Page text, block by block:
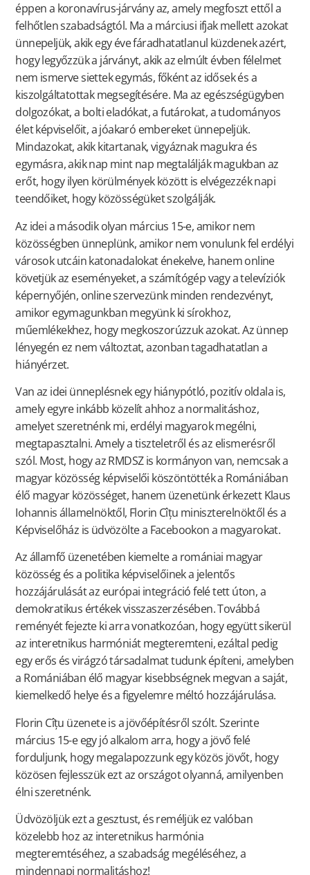
éppen a koronavírus-járvány az, amely megfoszt ettől a
felhőtlen szabadságtól. Ma a márciusi ifjak mellett azokat
ünnepeljük, akik egy éve fáradhatatlanul küzdenek azért,
hogy legyőzzük a járványt, akik az elmúlt évben félelmet
nem ismerve siettek egymás, főként az idősek és a
kiszolgáltatottak megsegítésére. Ma az egészségügyben
dolgozókat, a bolti eladókat, a futárokat, a tudományos
élet képviselőit, a jóakaró embereket ünnepeljük.
Mindazokat, akik kitartanak, vigyáznak magukra és
egymásra, akik nap mint nap megtalálják magukban az
erőt, hogy ilyen körülmények között is elvégezzék napi
teendőiket, hogy közösségüket szolgálják.
Az idei a második olyan március 15-e, amikor nem
közösségben ünneplünk, amikor nem vonulunk fel erdélyi
városok utcáin katonadalokat énekelve, hanem online
követjük az eseményeket, a számítógép vagy a televíziók
képernyőjén, online szervezünk minden rendezvényt,
amikor egymagunkban megyünk ki sírokhoz,
műemlékekhez, hogy megkoszorúzzuk azokat. Az ünnep
lényegén ez nem változtat, azonban tagadhatatlan a
hiányérzet.
Van az idei ünneplésnek egy hiánypótló, pozitív oldala is,
amely egyre inkább közelít ahhoz a normalitáshoz,
amelyet szeretnénk mi, erdélyi magyarok megélni,
megtapasztalni. Amely a tiszteletről és az elismerésről
szól. Most, hogy az RMDSZ is kormányon van, nemcsak a
magyar közösség képviselői köszöntötték a Romániában
élő magyar közösséget, hanem üzenetünk érkezett Klaus
Iohannis államelnöktől, Florin Cîțu miniszterelnöktől és a
Képviselőház is üdvözölte a Facebookon a magyarokat.
Az államfő üzenetében kiemelte a romániai magyar
közösség és a politika képviselőinek a jelentős
hozzájárulását az európai integráció felé tett úton, a
demokratikus értékek visszaszerzésében. Továbbá
reményét fejezte ki arra vonatkozóan, hogy együtt sikerül
az interetnikus harmóniát megteremteni, ezáltal pedig
egy erős és virágzó társadalmat tudunk építeni, amelyben
a Romániában élő magyar kisebbségnek megvan a saját,
kiemelkedő helye és a figyelemre méltó hozzájárulása.
Florin Cîțu üzenete is a jövőépítésről szólt. Szerinte
március 15-e egy jó alkalom arra, hogy a jövő felé
forduljunk, hogy megalapozzunk egy közös jövőt, hogy
közösen fejlesszük ezt az országot olyanná, amilyenben
élni szeretnénk.
Üdvözöljük ezt a gesztust, és reméljük ez valóban
közelebb hoz az interetnikus harmónia
megteremtéséhez, a szabadság megéléséhez, a
mindennapi normalitáshoz!